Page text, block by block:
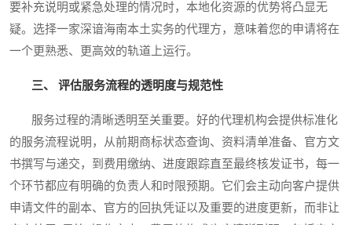
要补充说明或紧急处理的情况时，本地化资源的优势将凸显无
疑。选择一家深谙海南本土实务的代理方，意味着您的申请将在
一个更熟悉、更高效的轨道上运行。
三、 评估服务流程的透明度与规范性
服务过程的清晰透明至关重要。好的代理机构会提供标准化
的服务流程说明，从前期商标状态查询、资料清单准备、官方文
书撰写与递交，到费用缴纳、进度跟踪直至最终核发证书，每一
个环节都应有明确的负责人和时限预期。它们会主动向客户提供
申请文件的副本、官方的回执凭证以及重要的进度更新，而非让